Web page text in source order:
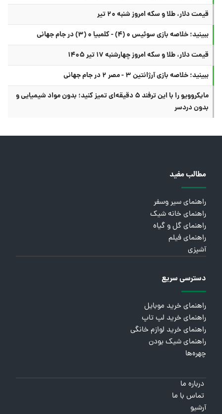
قیمت دلار، طلا و سکه امروز شنبه ۲۰ تیر
ببینید؛ خلاصه بازی سوئیس ۰ (۴) - کلمبیا ۰ (۳) در جام جهانی
قیمت دلار، طلا و سکه امروز چهارشنبه ۱۷ تیر ۱۴۰۵
ببینید؛ خلاصه بازی آرژانتین ۳ - مصر ۲ در جام جهانی
مایکروویو را با این ترفند ۵ دقیقه‌ای تمیز کنید؛ بدون مواد شیمیایی و
بدون دردسر
مطالب مفید
راهنمای سیر وسفر
راهنمای خانه شیک
راهنمای گل و گیاه
راهنمای فیلم
آشپزی
دسترسی سریع
راهنمای خرید موبایل
راهنمای خرید لپ تاپ
راهنمای خرید لوازم خانگی
راهنمای شیک بودن
چهره‌ها
درباره ما
تماس با ما
آرشیو